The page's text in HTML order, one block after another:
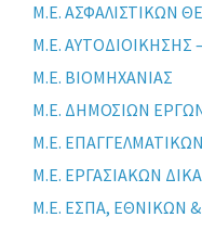
Μ.Ε. ΑΣΦΑΛΙΣΤΙΚΩΝ
Μ.Ε. ΑΥΤΟΔΙΟΙΚΗΣΗΣ
Μ.Ε. ΒΙΟΜΗΧΑΝΙΑΣ
Μ.Ε. ΔΗΜΟΣΙΩΝ
Μ.Ε.
Μ.Ε. ΕΡΓΑΣΙΑΚΩΝ
Μ.Ε. ΕΣΠΑ, ΕΘΝΙΚΩΝ